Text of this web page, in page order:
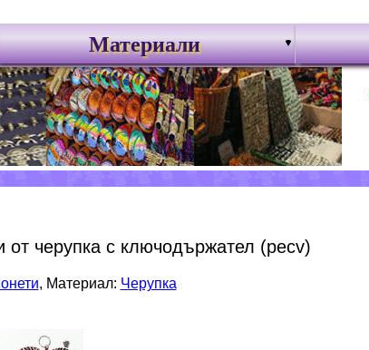
Материали
от черупка с ключодържател (pecv)
, Материал: Черупка